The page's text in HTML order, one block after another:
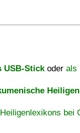
USB-Stickoder als
bei